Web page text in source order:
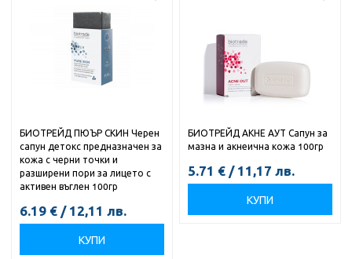
БИОТРЕЙД ПЮЪР СКИН Черен
сапун детокс предназначен за
кожа с черни точки и
разширени пори за лицето с
активен въглен 100гр
6.19 € / 12,11 лв.
КУПИ
БИОТРЕЙД АКНЕ АУТ Сапун за
мазна и акнеична кожа 100гр
5.71 € / 11,17 лв.
КУПИ